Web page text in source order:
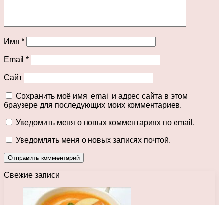
Имя *
Email *
Сайт
Сохранить моё имя, email и адрес сайта в этом
браузере для последующих моих комментариев.
Уведомить меня о новых комментариях по email.
Уведомлять меня о новых записях почтой.
Свежие записи